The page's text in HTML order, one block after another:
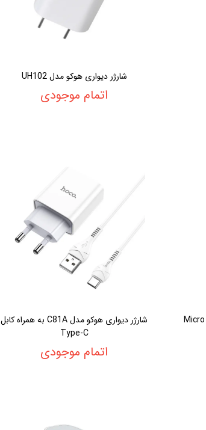
شارژر دیواری هوکو مدل UH102
اتمام موجودی
شارژر دیواری هوکو مدل N2 به همراه کابل Micro
شارژر دیواری هوکو مدل C81A به همراه کابل
Type-C
اتمام موجودی